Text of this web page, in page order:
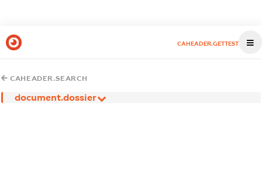
CAHEADER.GETTEST
CAHEADER.SEARCH
document.dossier